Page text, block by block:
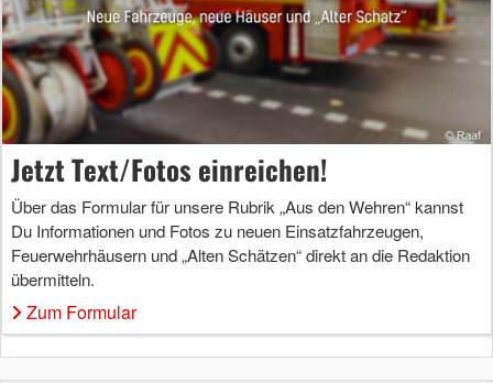
Jetzt Text/Fotos einreichen!
Über das Formular für unsere Rubrik „Aus den Wehren“ kannst
Du Informationen und Fotos zu neuen Einsatzfahrzeugen,
Feuerwehrhäusern und „Alten Schätzen“ direkt an die Redaktion
übermitteln.
Zum Formular